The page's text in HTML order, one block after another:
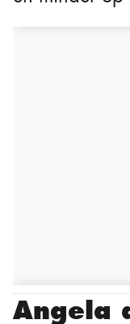
Angela